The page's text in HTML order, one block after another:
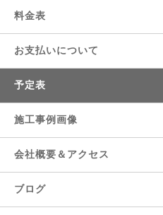
料金表
お支払いについて
予定表
施工事例画像
会社概要＆アクセス
ブログ